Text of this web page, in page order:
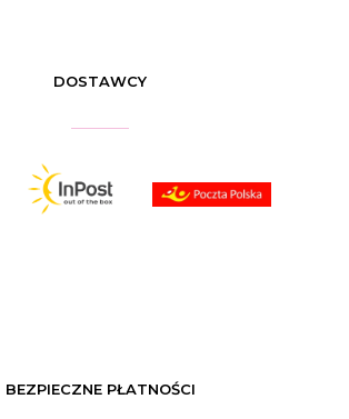
DOSTAWCY
BEZPIECZNE PŁATNOŚCI